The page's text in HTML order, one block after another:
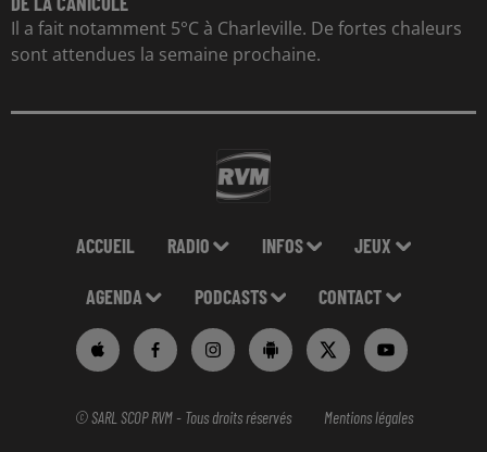
Il a fait notamment 5°C à Charleville. De fortes chaleurs
sont attendues la semaine prochaine.
ACCUEIL RADIO INFOS JEUX
AGENDA PODCASTS CONTACT
© SARL SCOP RVM - Tous droits réservés Mentions légales